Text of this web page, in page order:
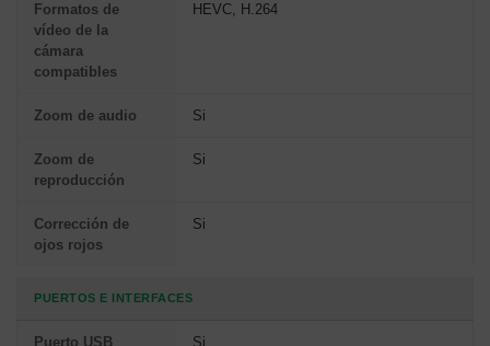
Formatos de
vídeo de la
cámara
compatibles
HEVC, H.264
Zoom de audio Si
Zoom de
reproducción
Si
Corrección de
ojos rojos
Si
PUERTOS E INTERFACES
Puerto USB Si